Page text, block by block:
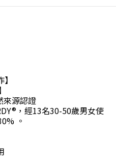
來源認證
，經13名30-50歲男女使
。